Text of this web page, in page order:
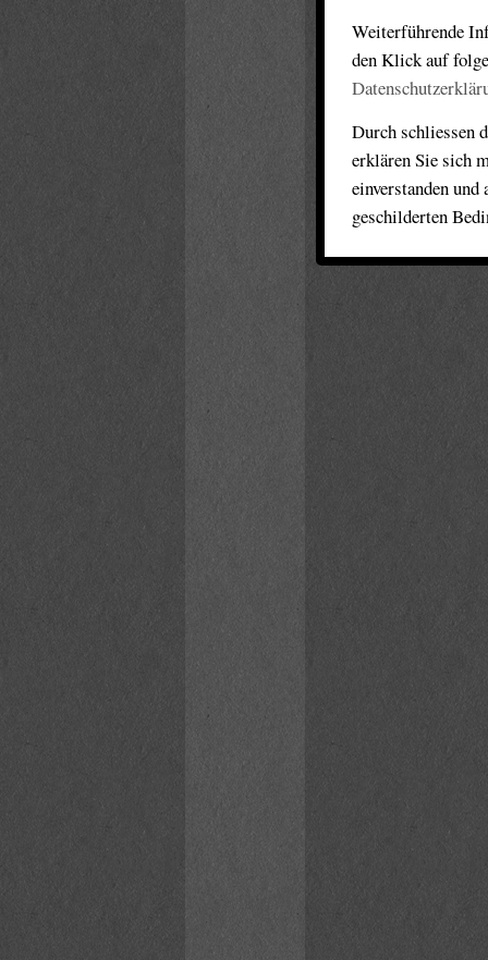
Weiterführende
den Klick auf
Durch schliessen
erklären Sie sich
einverstanden
geschilderten